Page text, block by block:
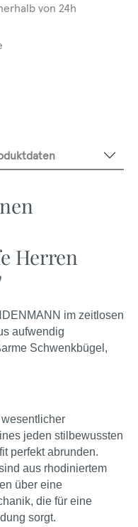
von 24h
Herren
im zeitlosen
aufwendig
Schwenkbügel,
jeden stilbewussten
perfekt abrunden.
aus rhodiniertem
über eine
die für eine
sorgt.